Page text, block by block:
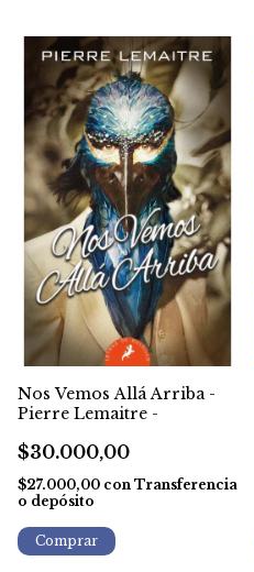
Nos Vemos Allá Arriba -
Pierre Lemaitre -
$30.000,00
$27.000,00 con Transferencia
o depósito